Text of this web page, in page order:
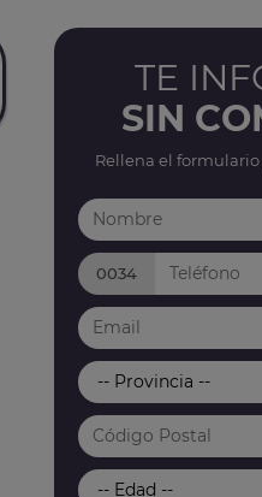
TE
SIN
Rellena el
0034